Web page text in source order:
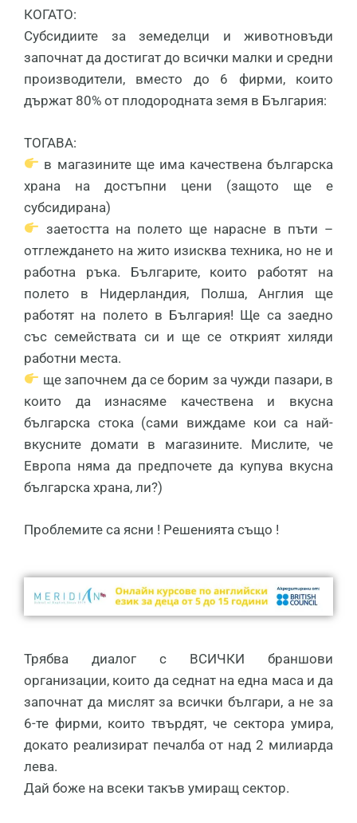
КОГАТО:
Субсидиите за земеделци и животновъди
започнат да достигат до всички малки и средни
производители, вместо до 6 фирми, които
държат 80% от плодородната земя в България:
ТОГАВА:
в магазините ще има качествена българска
храна на достъпни цени (защото ще е
субсидирана)
заетостта на полето ще нарасне в пъти –
отглеждането на жито изисква техника, но не и
работна ръка. Българите, които работят на
полето в Нидерландия, Полша, Англия ще
работят на полето в България! Ще са заедно
със семействата си и ще се открият хиляди
работни места.
ще започнем да се борим за чужди пазари, в
които да изнасяме качествена и вкусна
българска стока (сами виждаме кои са най-
вкусните домати в магазините. Мислите, че
Европа няма да предпочете да купува вкусна
българска храна, ли?)
Проблемите са ясни ! Решенията също !
Трябва диалог с ВСИЧКИ браншови
организации, които да седнат на една маса и да
започнат да мислят за всички българи, а не за
6-те фирми, които твърдят, че сектора умира,
докато реализират печалба от над 2 милиарда
лева.
Дай боже на всеки такъв умиращ сектор.